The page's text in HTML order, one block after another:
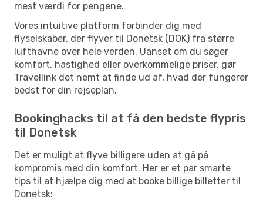
mest værdi for pengene.
Vores intuitive platform forbinder dig med
flyselskaber, der flyver til Donetsk (DOK) fra større
lufthavne over hele verden. Uanset om du søger
komfort, hastighed eller overkommelige priser, gør
Travellink det nemt at finde ud af, hvad der fungerer
bedst for din rejseplan.
Bookinghacks til at få den bedste flypris
til Donetsk
Det er muligt at flyve billigere uden at gå på
kompromis med din komfort. Her er et par smarte
tips til at hjælpe dig med at booke billige billetter til
Donetsk: